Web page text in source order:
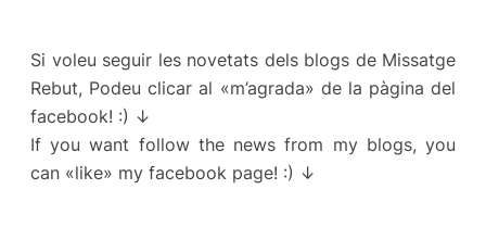
Si voleu seguir les novetats dels blogs de Missatge
Rebut, Podeu clicar al «m’agrada» de la pàgina del
facebook! :) ↓
If you want follow the news from my blogs, you
can «like» my facebook page! :) ↓